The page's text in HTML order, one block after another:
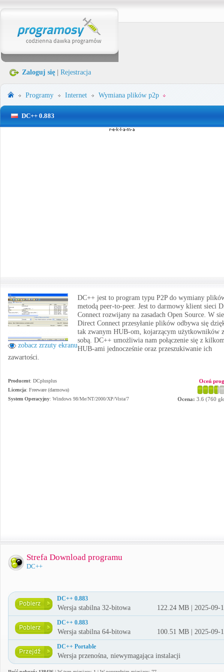
Zaloguj się Rejestracja
Programy Internet Wymiana plików p2p
DC++ 0.883
zobacz zrzuty ekranu
DC++ jest to program typu P2P do wymiany
metodą peer-to-peer. Jest to darmowy klient sieci
Connect rozwijany na zasadach Open Source. W
Direct Connect przesyłanie plików odbywa się
tak zwanym HUB-om, kojarzącym użytkowników
sobą. DC++ umożliwia nam połączenie się z
HUB-ami jednocześnie oraz przeszukiwanie ich
zawartości.
Producent: DCplusplus
Licencja: Freeware (darmowa)
System Operacyjny: Windows 98/Me/NT/2000/XP/Vista/7
Oceń
Ocena: 3.6 (760
Strefa Download programu
DC++
DC++ 0.883
Wersja stabilna 32-bitowa 122.24 MB | 2025-09-
DC++ 0.883
Wersja stabilna 64-bitowa 100.51 MB | 2025-09-
DC++ Portable
Wersja przenośna, niewymagająca instalacji